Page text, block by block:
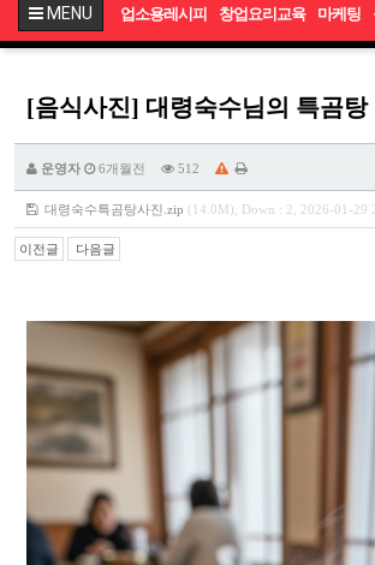
MENU 업소용레시피 창업요리교육 마케팅
[음식사진] 대령숙수님의 특곰탕
운영자 6개월전 512
대령숙수특곰탕사진.zip (14.0M), Down : 2, 2026-01-29
이전글 다음글